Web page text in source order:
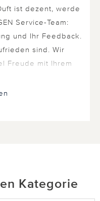
ist dezent, werde
Service-Team:
und Ihr Feedback.
sind. Wir
Freude mit Ihrem
Kategorie